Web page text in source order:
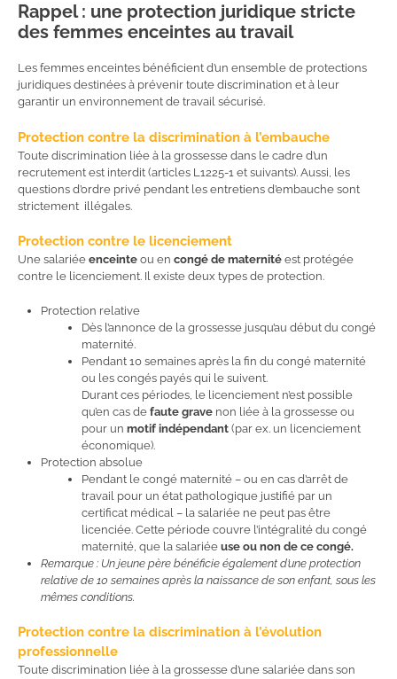
Rappel : une protection juridique stricte
des femmes enceintes au travail
Les femmes enceintes bénéficient d’un ensemble de protections
juridiques destinées à prévenir toute discrimination et à leur
garantir un environnement de travail sécurisé.
Protection contre la discrimination à l’embauche
Toute discrimination liée à la grossesse dans le cadre d’un
recrutement est interdit (articles L1225-1 et suivants). Aussi, les
questions d’ordre privé pendant les entretiens d’embauche sont
strictement illégales.
Protection contre le licenciement
Une salariée enceinte ou en congé de maternité est protégée
contre le licenciement. Il existe deux types de protection.
Protection relative
Dès l’annonce de la grossesse jusqu’au début du congé
maternité.
Pendant 10 semaines après la fin du congé maternité
ou les congés payés qui le suivent.
Durant ces périodes, le licenciement n’est possible
qu’en cas de faute grave non liée à la grossesse ou
pour un motif indépendant (par ex. un licenciement
économique).
Protection absolue
Pendant le congé maternité – ou en cas d’arrêt de
travail pour un état pathologique justifié par un
certificat médical – la salariée ne peut pas être
licenciée. Cette période couvre l’intégralité du congé
maternité, que la salariée use ou non de ce congé.
Remarque : Un jeune père bénéficie également d’une protection
relative de 10 semaines après la naissance de son enfant, sous les
mêmes conditions.
Protection contre la discrimination à l’évolution
professionnelle
Toute discrimination liée à la grossesse d’une salariée dans son